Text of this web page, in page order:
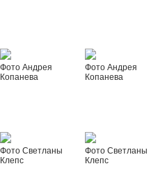
Фото Андрея
Копанева
Фото Андрея
Копанева
Фото Светланы
Клепс
Фото Светланы
Клепс